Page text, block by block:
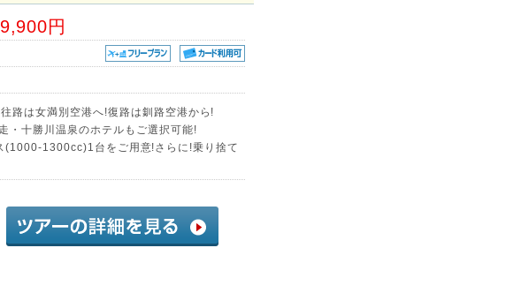
円
路は女満別空港へ!復路は釧路空港から!
・十勝川温泉のホテルもご選択可能!
(1000-1300cc)1台をご用意!さらに!乗り捨て